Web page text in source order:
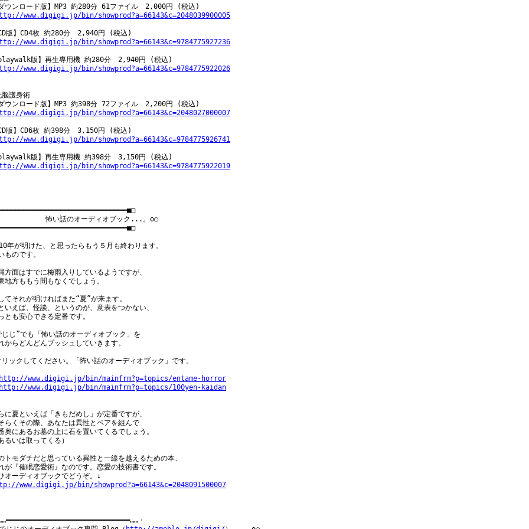
ダウンロード版】MP3 約280分 61ファイル　2,000円 (税込)
www.digigi.jp/bin/showprod?a=66143&c=2048039900005
CD版】CD4枚 約280分　2,940円 (税込)
www.digigi.jp/bin/showprod?a=66143&c=9784775927236
playwalk版】再生専用機 約280分　2,940円 (税込)
www.digigi.jp/bin/showprod?a=66143&c=9784775922026
脳護身術
ダウンロード版】MP3 約398分 72ファイル　2,200円 (税込)
www.digigi.jp/bin/showprod?a=66143&c=2048027000007
CD版】CD6枚 約398分　3,150円 (税込)
www.digigi.jp/bin/showprod?a=66143&c=9784775926741
playwalk版】再生専用機 約398分　3,150円 (税込)
www.digigi.jp/bin/showprod?a=66143&c=9784775922019
　　　　　　怖い話のオーディオブック...。o○
年が明けた、と思ったらもう５月も終わります。
ものです。
方面はすでに梅雨入りしているようですが、
地方ももう間もなくでしょう。
てそれが明ければまた“夏”が来ます。
いえば、怪談、というのが、意表をつかない、
とも安心できる定番です。
じじ”でも「怖い話のオーディオブック」を
からどんどんプッシュしていきます。
リックしてください。「怖い話のオーディオブック」です。
http://www.digigi.jp/bin/mainfrm?p=topics/entame-horror
http://www.digigi.jp/bin/mainfrm?p=topics/100yen-kaidan
に夏といえば「きもだめし」が定番ですが、
らくその際、あなたは異性とペアを組んで
奥にあるお墓の上に石を置いてくるでしょう。
るいは取ってくる）
トモダチだと思っている異性と一線を越えるための本、
が『催眠恋愛術』なのです。恋愛の技術書です。
www.digigi.jp/bin/showprod?a=66143&c=2048091500007
・